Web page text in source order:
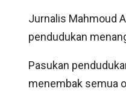
Jurnalis Mahmoud
pendudukan
Pasukan
menembak semua